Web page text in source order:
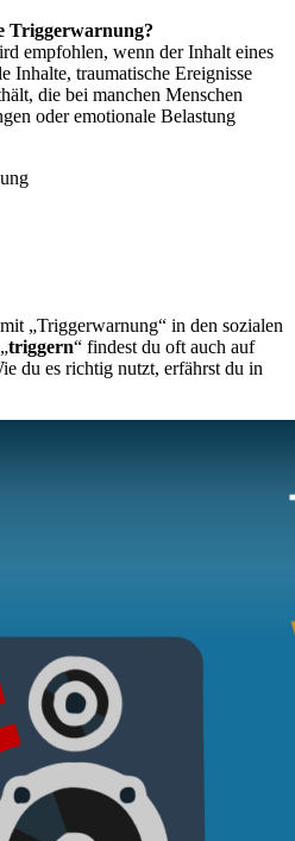
Triggerwarnung?
empfohlen, wenn der Inhalt eines
Inhalte, traumatische Ereignisse
die bei manchen Menschen
oder emotionale Belastung
„Triggerwarnung“ in den sozialen
triggern“ findest du oft auch auf
du es richtig nutzt, erfährst du in